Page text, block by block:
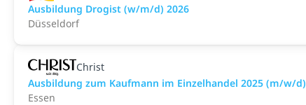
Ausbildung Drogist (w/m/d) 2026
Düsseldorf
Christ
Ausbildung zum Kaufmann im Einzelhandel 2025 (m/w/d)
Essen